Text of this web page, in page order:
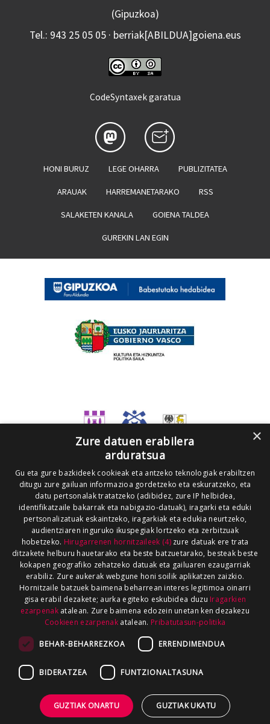
(Gipuzkoa)
Tel.: 943 25 05 05 · berriak[ABILDUA]goiena.eus
CodeSyntaxek garatua
HONI BURUZ LEGE OHARRA PUBLIZITATEA
ARAUAK HARREMANETARAKO RSS
SALAKETEN KANALA GOIENA TALDEA
GUREKIN LAN EGIN
×
Zure datuen erabilera
arduratsua
Gu eta gure bazkideek cookieak eta antzeko teknologiak erabiltzen
ditugu zure gailuan informazioa gordetzeko eta eskuratzeko, eta
datu pertsonalak tratatzeko (adibidez, zure IP helbidea,
identifikatzaile bakarrak eta nabigazio-datuak), iragarki eta eduki
pertsonalizatuak eskaintzeko, iragarkiak eta edukia neurtzeko,
audientziaren inguruko ikuspegiak lortzeko eta zerbitzuak
hobetzeko. Hirugarrenen hornitzaileek (4)zure datuak ere trata
ditzakete helburu hauetarako eta beste batzuetarako, besteak beste
kokapen geografiko zehatzeko datuak eta gailuaren ezaugarriak
erabiliz. Zure aukerak webgune honi soilik aplikatzen zaizkio.
Hornitzaile batzuek baimena beharrean interes legitimoa oinarri
gisa erabil dezakete; aurka egiteko eskubidea duzu Iragarkien
ezarpenakatalean. Zure baimena edozein unetan ken dezakezu
Cookieen ezarpenak atalean. Pribatutasun-politika
BEHAR-BEHARREZKOA ERRENDIMENDUA
BIDERATZEA FUNTZIONALTASUNA
GUZTIAK ONARTU GUZTIAK UKATU